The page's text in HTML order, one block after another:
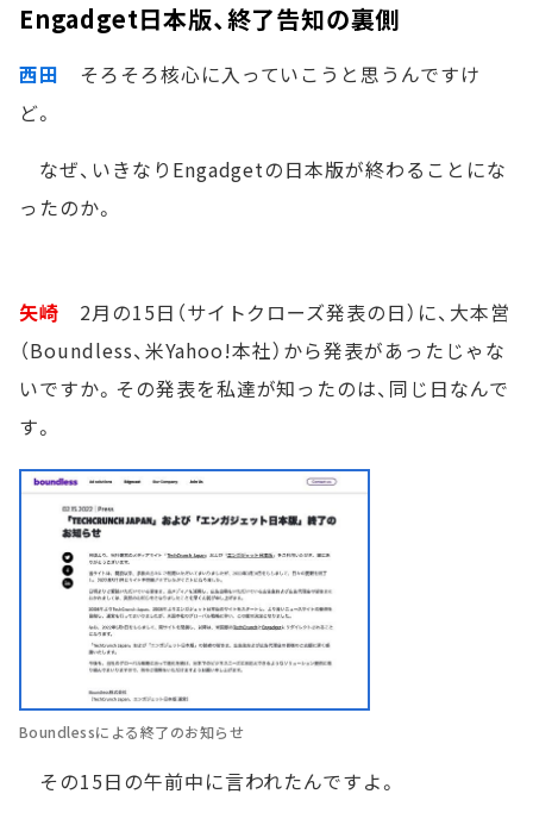
Engadget日本版、終了告知の裏側
西田 そろそろ核心に入っていこうと思うんですけ
ど。
なぜ、いきなりEngadgetの日本版が終わることにな
ったのか。
矢崎 2月の15日（サイトクローズ発表の日）に、大本営
（Boundless、米Yahoo!本社）から発表があったじゃな
いですか。その発表を私達が知ったのは、同じ日なんで
す。
Boundlessによる終了のお知らせ
その15日の午前中に言われたんですよ。